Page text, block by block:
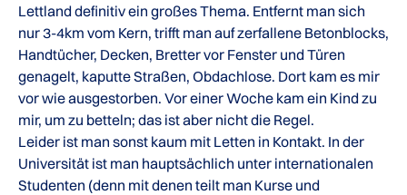
Lettland definitiv ein großes Thema. Entfernt man sich
nur 3-4km vom Kern, trifft man auf zerfallene Betonblocks,
Handtücher, Decken, Bretter vor Fenster und Türen
genagelt, kaputte Straßen, Obdachlose. Dort kam es mir
vor wie ausgestorben. Vor einer Woche kam ein Kind zu
mir, um zu betteln; das ist aber nicht die Regel.
Leider ist man sonst kaum mit Letten in Kontakt. In der
Universität ist man hauptsächlich unter internationalen
Studenten (denn mit denen teilt man Kurse und